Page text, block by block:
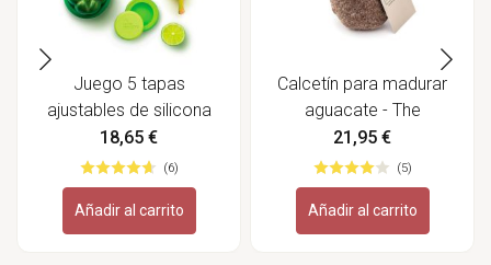
Juego 5 tapas
ajustables de silicona
Fresh Greens - Food
Huggers
18,65 €
(6)
Añadir al carrito
Calcetín para madurar
aguacate - The
Avocado Sock
21,95 €
(5)
Añadir al carrito